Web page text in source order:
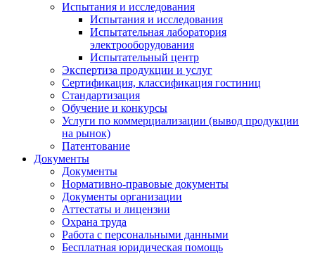
Испытания и исследования
Испытания и исследования
Испытательная лаборатория
электрооборудования
Испытательный центр
Экспертиза продукции и услуг
Сертификация, классификация гостиниц
Стандартизация
Обучение и конкурсы
Услуги по коммерциализации (вывод продукции
на рынок)
Патентование
Документы
Документы
Нормативно-правовые документы
Документы организации
Аттестаты и лицензии
Охрана труда
Работа с персональными данными
Бесплатная юридическая помощь